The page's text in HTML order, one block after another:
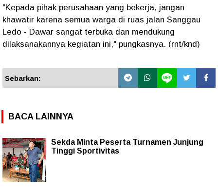
"Kepada pihak perusahaan yang bekerja, jangan
khawatir karena semua warga di ruas jalan Sanggau
Ledo - Dawar sangat terbuka dan mendukung
dilaksanakannya kegiatan ini," pungkasnya. (rnt/knd)
Sebarkan:
BACA LAINNYA
Sekda Minta Peserta Turnamen Junjung
Tinggi Sportivitas